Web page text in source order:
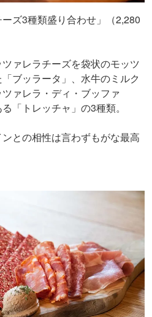
ズ3種類盛り合わせ」（2,280
ァレラチーズを袋状のモッツ
ブッラータ」、水牛のミルク
ァレラ・ディ・ブッファ
「トレッチャ」の3種類。
との相性は言わずもがな最高